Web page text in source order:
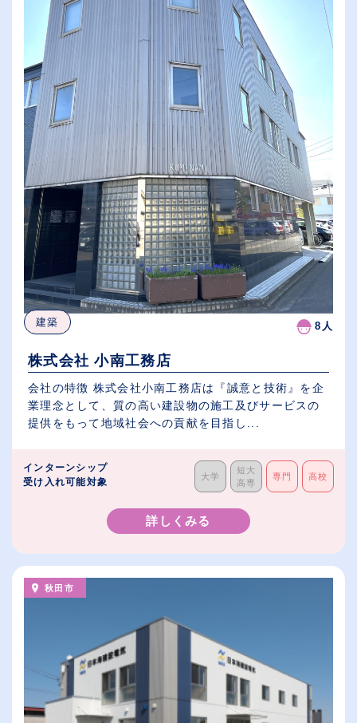
建築 8人
株式会社 小南工務店
会社の特徴 株式会社小南工務店は『誠意と技術』を企
業理念として、質の高い建設物の施工及びサービスの
提供をもって地域社会への貢献を目指し...
インターンシップ
受け入れ可能対象
大学
短大
高専
専門 高校
詳しくみる
秋田市